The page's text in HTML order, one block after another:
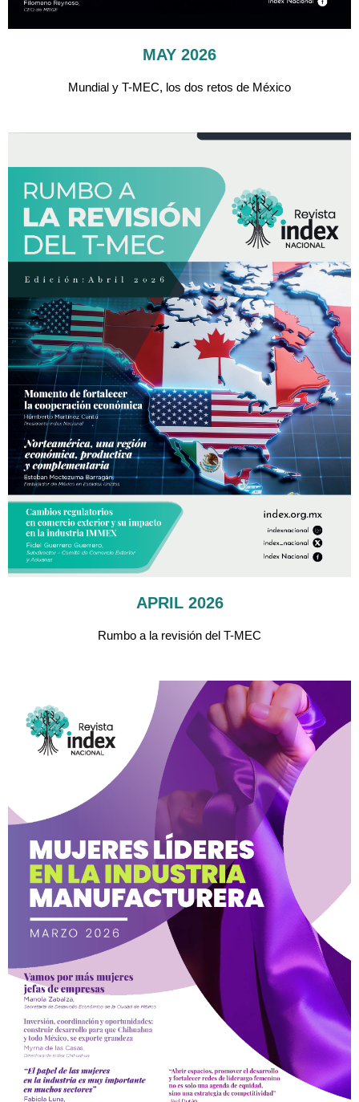
MAY 2026
Mundial y T-MEC, los dos retos de México
APRIL 2026
Rumbo a la revisión del T-MEC